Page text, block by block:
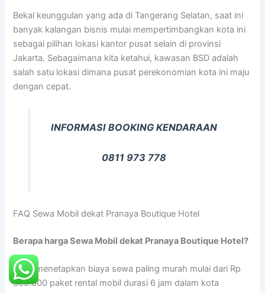
Bekal keunggulan yang ada di Tangerang Selatan, saat ini
banyak kalangan bisnis mulai mempertimbangkan kota ini
sebagai pilihan lokasi kantor pusat selain di provinsi
Jakarta. Sebagaimana kita ketahui, kawasan BSD adalah
salah satu lokasi dimana pusat perekonomian kota ini maju
dengan cepat.
INFORMASI BOOKING KENDARAAN
0811 973 778
FAQ Sewa Mobil dekat Pranaya Boutique Hotel
Berapa harga Sewa Mobil dekat Pranaya Boutique Hotel?
Kami menetapkan biaya sewa paling murah mulai dari Rp
300.000 paket rental mobil durasi 6 jam dalam kota